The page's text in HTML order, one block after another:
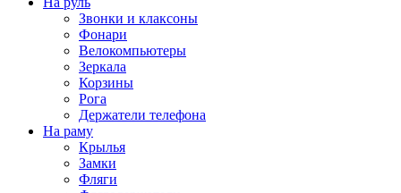
Звонки и клаксоны
Фонари
Велокомпьютеры
Зеркала
Корзины
Рога
Держатели телефона
На раму
Крылья
Замки
Фляги